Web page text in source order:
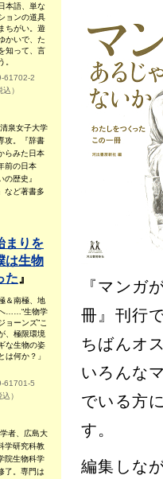
本語、単な
ョンの道具
ちがい。遊
かいで、た
知って、言
。
61702-2
）
泉女子大学
攻。『辞書
らみた日本
前の日本
の歴史』
など著書多
まりを
生物
た 』
＆南極、地
……“生物学
ョーンズ”こ
、極限環境
な生物の姿
は何か？」
61701-5
）
者、広島大
学研究科教
院生物科学
了。専門は
『マン
冊』刊行
ちばんオ
いろんな
でいる方
す。
編集しな